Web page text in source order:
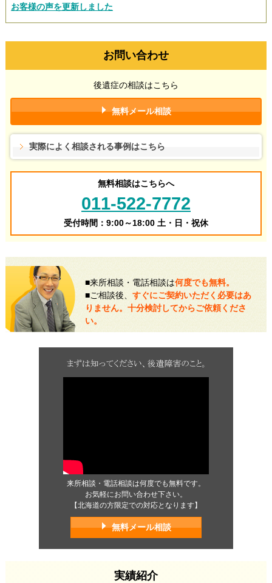
お客様の声を更新しました
お問い合わせ
後遺症の相談はこちら
無料メール相談
実際によく相談される事例はこちら
無料相談はこちらへ
011-522-7772
受付時間：9:00～18:00 土・日・祝休
■来所相談・電話相談は何度でも無料。
■ご相談後、 すぐにご契約いただく必要はあ
りません。十分検討してからご依頼くださ
い。
来所相談・電話相談は何度でも無料です。
お気軽にお問い合わせ下さい。
【北海道の方限定での対応となります】
無料メール相談
実績紹介